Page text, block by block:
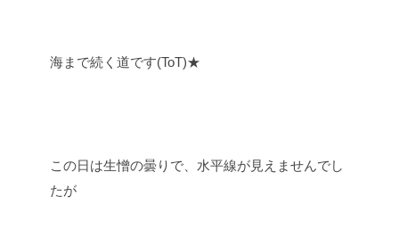
海まで続く道です(ToT)★
この日は生憎の曇りで、水平線が見えませんでし
たが